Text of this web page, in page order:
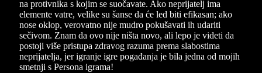
na protivnika s kojim se suočavate. Ako neprijatelj ima
elemente vatre, velike su šanse da će led biti efikasan; ako
nose oklop, verovatno nije mudro pokušavati ih udariti
sečivom. Znam da ovo nije ništa novo, ali lepo je videti da
postoji više pristupa zdravog razuma prema slabostima
neprijatelja, jer igranje igre pogađanja je bila jedna od mojih
smetnji s Persona igrama!